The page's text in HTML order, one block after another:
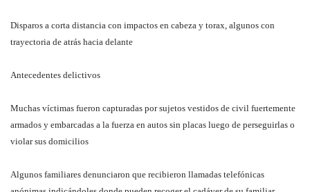
Disparos a corta distancia con impactos en cabeza y torax, algunos con
trayectoria de atrás hacia delante
Antecedentes delictivos
Muchas víctimas fueron capturadas por sujetos vestidos de civil fuertemente
armados y embarcadas a la fuerza en autos sin placas luego de perseguirlas o
violar sus domicilios
Algunos familiares denunciaron que recibieron llamadas telefónicas